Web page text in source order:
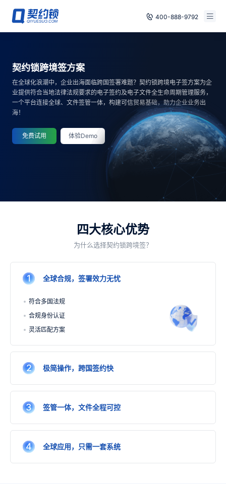
400-888-9792
电子签章
印章管控
数字存档
安全合规
契约锁跨境签方案
在全球化浪潮中，企业出海面临跨国签署难题？契约锁跨境电子签方案为企
业提供符合当地法律法规要求的电子签约及电子文件全生命周期管理服务，
一个平台连接全球、文件签管一体，构建可信贸易基础，助力企业业务出
海！
免费试用 体验Demo
四大核心优势
为什么选择契约锁跨境签？
1 全球合规，签署效力无忧
符合多国法规
合规身份认证
灵活匹配方案
2 极简操作，跨国签约快
3 签管一体，文件全程可控
4 全球应用，只需一套系统